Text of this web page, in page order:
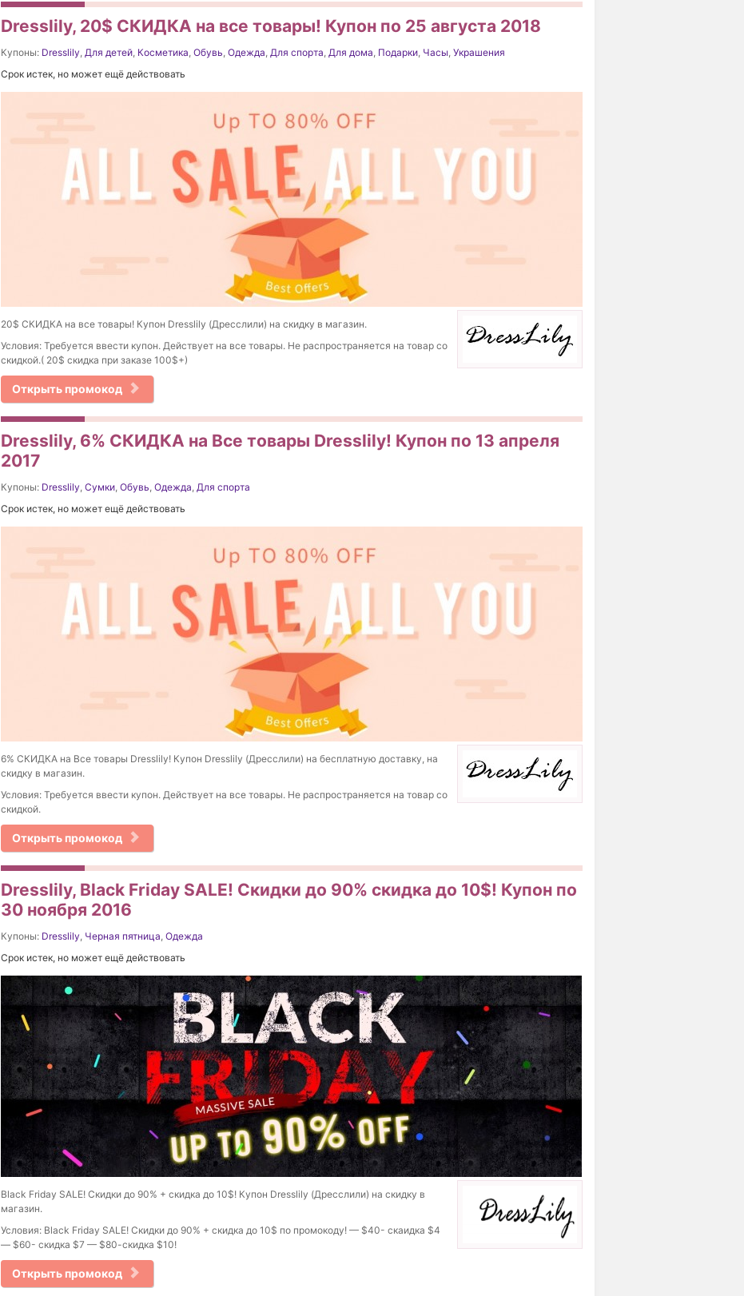
Dresslily, 20$ СКИДКА на все товары! Купон по 25 августа 2018
Купоны: Dresslily, Для детей, Косметика, Обувь, Одежда, Для спорта, Для дома, Подарки, Часы, Украшения
Срок истек, но может ещё действовать
20$ СКИДКА на все товары! Купон Dresslily (Дресслили) на скидку в магазин.
Условия: Требуется ввести купон. Действует на все товары. Не распространяется на товар со
скидкой.( 20$ скидка при заказе 100$+)
Открыть промокод
Dresslily, 6% СКИДКА на Все товары Dresslily! Купон по 13 апреля
2017
Купоны: Dresslily, Сумки, Обувь, Одежда, Для спорта
Срок истек, но может ещё действовать
6% СКИДКА на Все товары Dresslily! Купон Dresslily (Дресслили) на бесплатную доставку, на
скидку в магазин.
Условия: Требуется ввести купон. Действует на все товары. Не распространяется на товар со
скидкой.
Открыть промокод
Dresslily, Black Friday SALE! Скидки до 90% скидка до 10$! Купон по
30 ноября 2016
Купоны: Dresslily, Черная пятница, Одежда
Срок истек, но может ещё действовать
Black Friday SALE! Скидки до 90% + скидка до 10$! Купон Dresslily (Дресслили) на скидку в
магазин.
Условия: Black Friday SALE! Скидки до 90% + скидка до 10$ по промокоду! — $40- скаидка $4
— $60- скидка $7 — $80-скидка $10!
Открыть промокод